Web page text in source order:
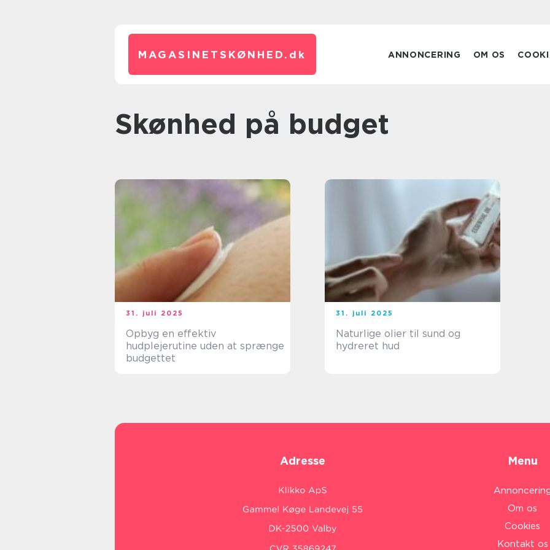
MAGASINETSKØNHED. dk ANNONCERING OM OS
Skønhed på budget
31. juli 2025
Opbyg en effektiv
hudplejerutine uden at sprænge
budgettet
31. juli 2025
Naturlige olier til sund og
hydreret hud
Adresse Menu
Om os
Cookies
Kontakt os